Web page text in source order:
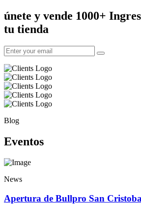
únete y vende 1000+
tu tienda
Blog
Eventos
News
Apertura de Bullpro San